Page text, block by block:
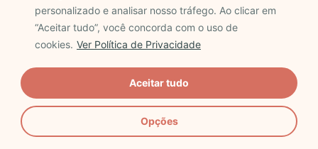
personalizado e analisar nosso tráfego. Ao clicar em
“Aceitar tudo”, você concorda com o uso de
cookies. Ver Política de Privacidade
Opções
Aceitar tudo
toda a viagem;
Localizar e recuperar seu aparelho em caso de
Operadoras de eSim que funcionam bem em
Uzbequistão